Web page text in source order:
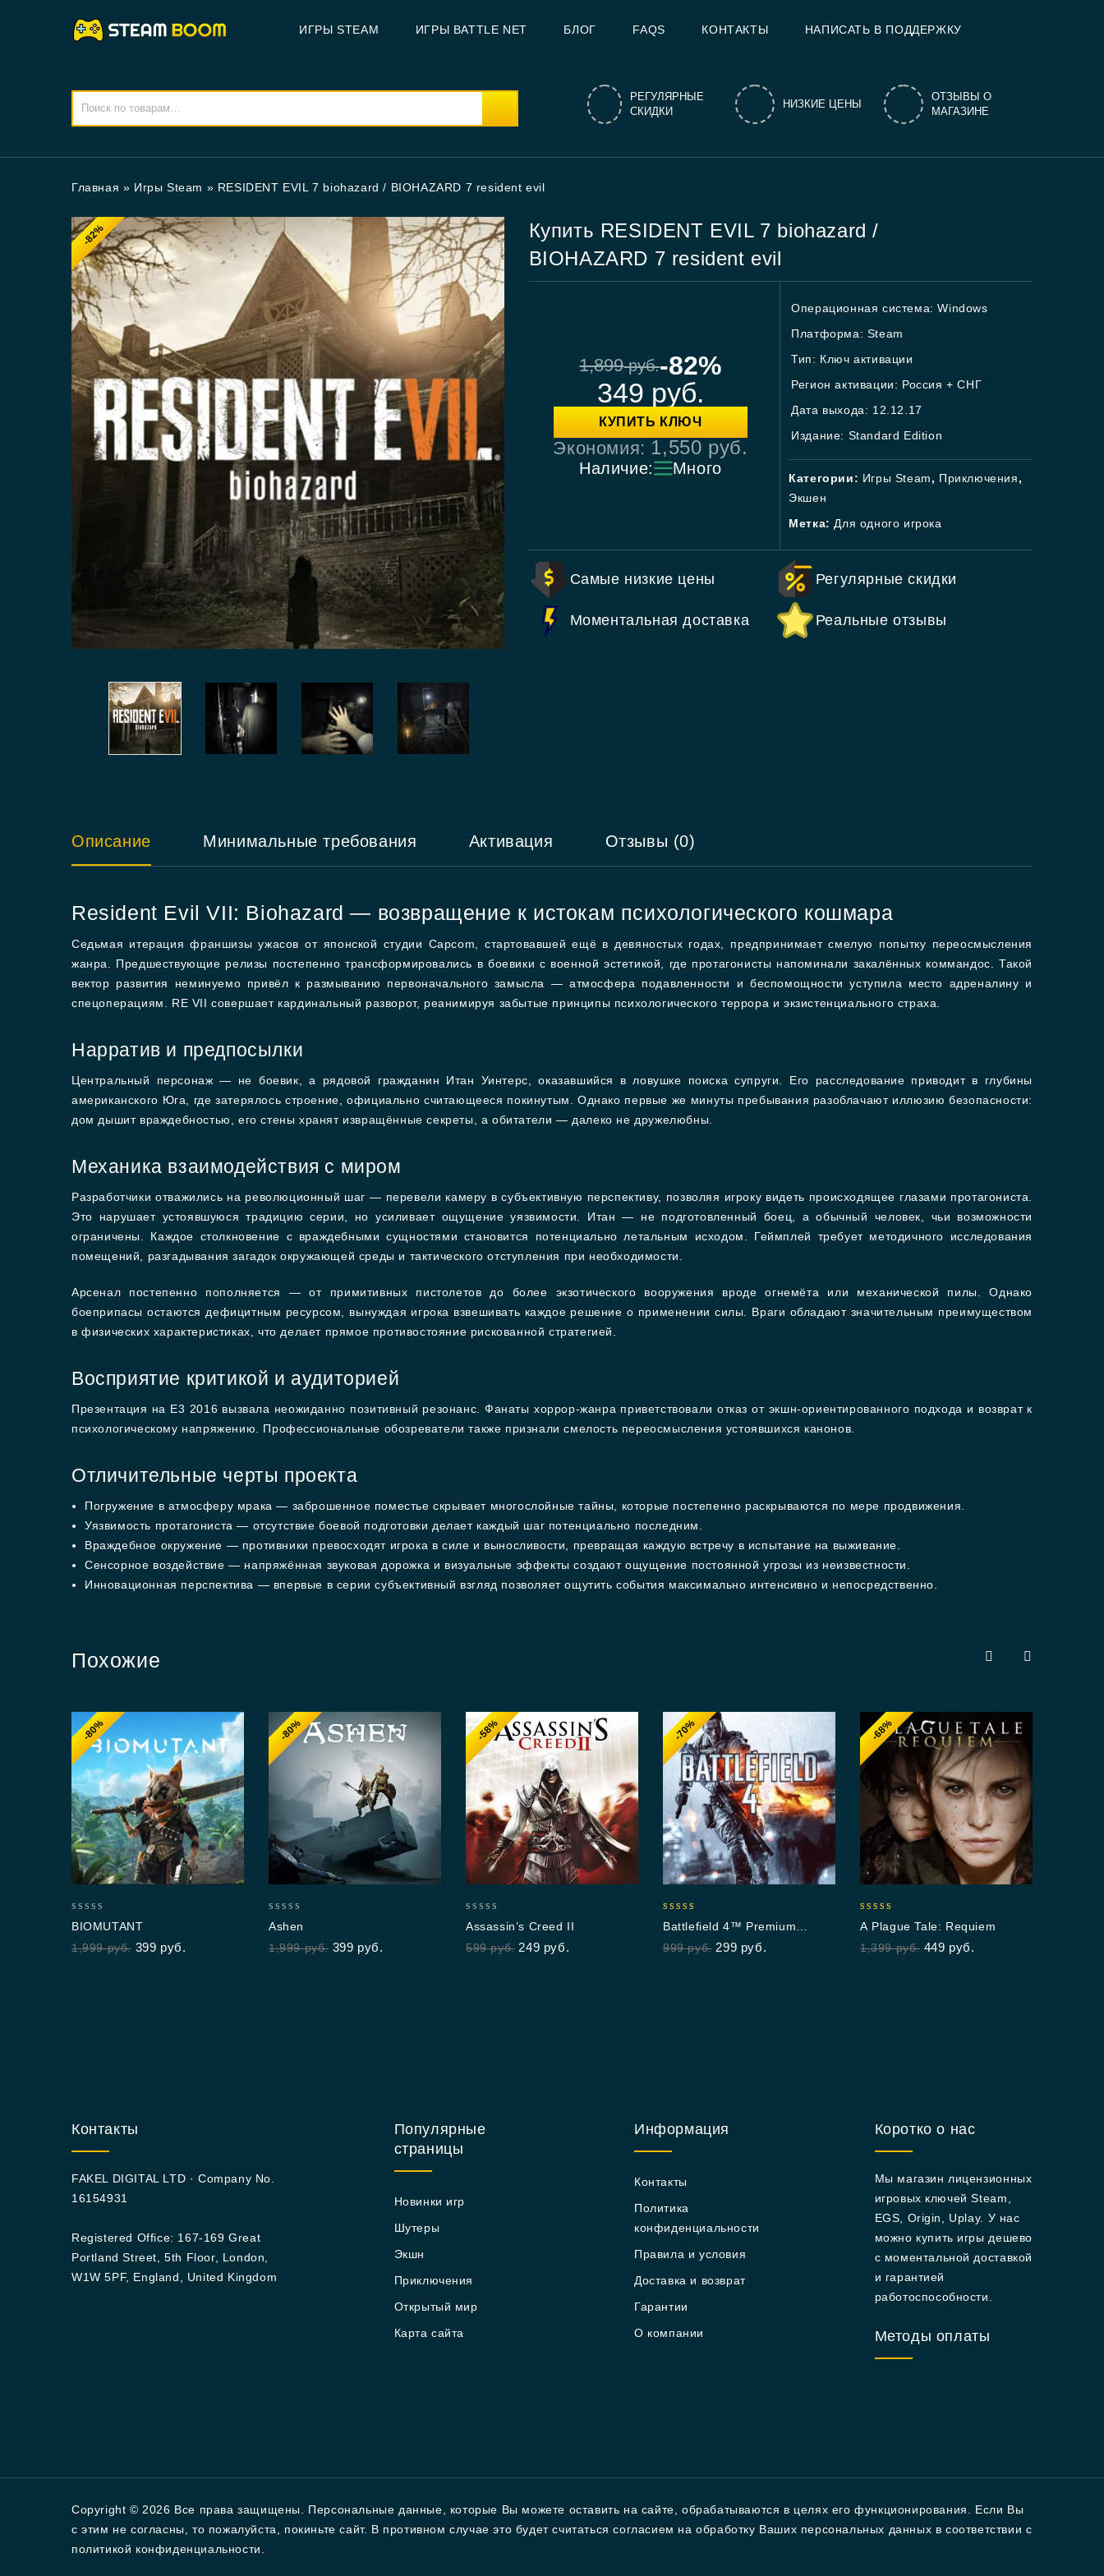
ИГРЫ STEAM ИГРЫ BATTLE NET БЛОГ FAQS КОНТАКТЫ НАПИСАТЬ В ПОДДЕРЖКУ
РЕГУЛЯРНЫЕ
СКИДКИ
НИЗКИЕ ЦЕНЫ
ОТЗЫВЫ О
МАГАЗИНЕ
Главная » Игры Steam » RESIDENT EVIL 7 biohazard / BIOHAZARD 7 resident evil
-82%
Купить RESIDENT EVIL 7 biohazard /
BIOHAZARD 7 resident evil
1,899руб.-82%
349 руб.
КУПИТЬ КЛЮЧ
Экономия: 1,550 руб.
Наличие: Много
Операционная система: Windows
Платформа: Steam
Тип: Ключ активации
Регион активации: Россия + СНГ
Дата выхода: 12.12.17
Издание: Standard Edition
Категории: Игры Steam, Приключения,
Экшен
Метка: Для одного игрока
Самые низкие цены Регулярные скидки
Моментальная доставка Реальные отзывы
Описание Минимальные требования Активация Отзывы (0)
Resident Evil VII: Biohazard — возвращение к истокам психологического кошмара
Седьмая итерация франшизы ужасов от японской студии Capcom, стартовавшей ещё в девяностых годах, предпринимает смелую попытку переосмысления
жанра. Предшествующие релизы постепенно трансформировались в боевики с военной эстетикой, где протагонисты напоминали закалённых коммандос. Такой
вектор развития неминуемо привёл к размыванию первоначального замысла — атмосфера подавленности и беспомощности уступила место адреналину и
спецоперациям. RE VII совершает кардинальный разворот, реанимируя забытые принципы психологического террора и экзистенциального страха.
Нарратив и предпосылки
Центральный персонаж — не боевик, а рядовой гражданин Итан Уинтерс, оказавшийся в ловушке поиска супруги. Его расследование приводит в глубины
американского Юга, где затерялось строение, официально считающееся покинутым. Однако первые же минуты пребывания разоблачают иллюзию безопасности:
дом дышит враждебностью, его стены хранят извращённые секреты, а обитатели — далеко не дружелюбны.
Механика взаимодействия с миром
Разработчики отважились на революционный шаг — перевели камеру в субъективную перспективу, позволяя игроку видеть происходящее глазами протагониста.
Это нарушает устоявшуюся традицию серии, но усиливает ощущение уязвимости. Итан — не подготовленный боец, а обычный человек, чьи возможности
ограничены. Каждое столкновение с враждебными сущностями становится потенциально летальным исходом. Геймплей требует методичного исследования
помещений, разгадывания загадок окружающей среды и тактического отступления при необходимости.
Арсенал постепенно пополняется — от примитивных пистолетов до более экзотического вооружения вроде огнемёта или механической пилы. Однако
боеприпасы остаются дефицитным ресурсом, вынуждая игрока взвешивать каждое решение о применении силы. Враги обладают значительным преимуществом
в физических характеристиках, что делает прямое противостояние рискованной стратегией.
Восприятие критикой и аудиторией
Презентация на E3 2016 вызвала неожиданно позитивный резонанс. Фанаты хоррор-жанра приветствовали отказ от экшн-ориентированного подхода и возврат к
психологическому напряжению. Профессиональные обозреватели также признали смелость переосмысления устоявшихся канонов.
Отличительные черты проекта
Погружение в атмосферу мрака — заброшенное поместье скрывает многослойные тайны, которые постепенно раскрываются по мере продвижения.
Уязвимость протагониста — отсутствие боевой подготовки делает каждый шаг потенциально последним.
Враждебное окружение — противники превосходят игрока в силе и выносливости, превращая каждую встречу в испытание на выживание.
Сенсорное воздействие — напряжённая звуковая дорожка и визуальные эффекты создают ощущение постоянной угрозы из неизвестности.
Инновационная перспектива — впервые в серии субъективный взгляд позволяет ощутить события максимально интенсивно и непосредственно.
Похожие
-80%
out
of
BIOMUTANT
1,999руб. 399 руб.
-80%
out
of
Ashen
1,999руб. 399 руб.
-58%
out
of
Assassin’s Creed II
599руб. 249 руб.
-70%
out of 5
Battlefield 4™ Premium
Edition
999руб. 299 руб.
-68%
out of 5
A Plague Tale: Requiem
1,399руб. 449 руб.
Контакты
FAKEL DIGITAL LTD · Company No.
16154931
Registered Office: 167-169 Great
Portland Street, 5th Floor, London,
W1W 5PF, England, United Kingdom
Популярные
страницы
Новинки игр
Шутеры
Экшн
Приключения
Открытый мир
Карта сайта
Информация
Контакты
Политика
конфиденциальности
Правила и условия
Доставка и возврат
Гарантии
О компании
Коротко о нас
Мы магазин лицензионных
игровых ключей Steam,
EGS, Origin, Uplay. У нас
можно купить игры дешево
с моментальной доставкой
и гарантией
работоспособности.
Методы оплаты
Copyright © 2026 Все права защищены. Персональные данные, которые Вы можете оставить на сайте, обрабатываются в целях его функционирования. Если Вы
с этим не согласны, то пожалуйста, покиньте сайт. В противном случае это будет считаться согласием на обработку Ваших персональных данных в соответствии с
политикой конфиденциальности.